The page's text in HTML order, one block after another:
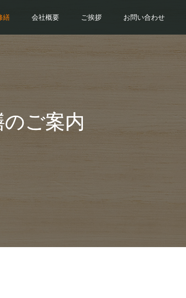
繕 会社概要 ご挨拶 お問い合わせ
ご案内